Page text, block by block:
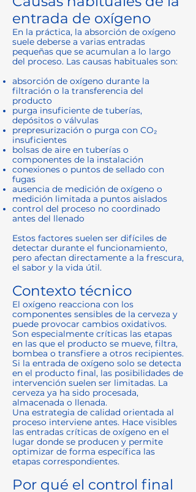
entrada de oxígeno
En la práctica, la absorción de oxígeno
suele deberse a varias entradas
pequeñas que se acumulan a lo largo
del proceso. Las causas habituales son:
absorción de oxígeno durante la
filtración o la transferencia del
producto
purga insuficiente de tuberías,
depósitos o válvulas
prepresurización o purga con CO₂
insuficientes
bolsas de aire en tuberías o
componentes de la instalación
conexiones o puntos de sellado con
fugas
ausencia de medición de oxígeno o
medición limitada a puntos aislados
control del proceso no coordinado
antes del llenado
Estos factores suelen ser difíciles de
detectar durante el funcionamiento,
pero afectan directamente a la frescura,
el sabor y la vida útil.
Contexto técnico
El oxígeno reacciona con los
componentes sensibles de la cerveza y
puede provocar cambios oxidativos.
Son especialmente críticas las etapas
en las que el producto se mueve, filtra,
bombea o transfiere a otros recipientes.
Si la entrada de oxígeno solo se detecta
en el producto final, las posibilidades de
intervención suelen ser limitadas. La
cerveza ya ha sido procesada,
almacenada o llenada.
Una estrategia de calidad orientada al
proceso interviene antes. Hace visibles
las entradas críticas de oxígeno en el
lugar donde se producen y permite
optimizar de forma específica las
etapas correspondientes.
Por qué el control final